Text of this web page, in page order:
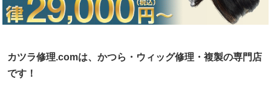
カツラ修理.comは、かつら・ウィッグ修理・複製の専門店
です！